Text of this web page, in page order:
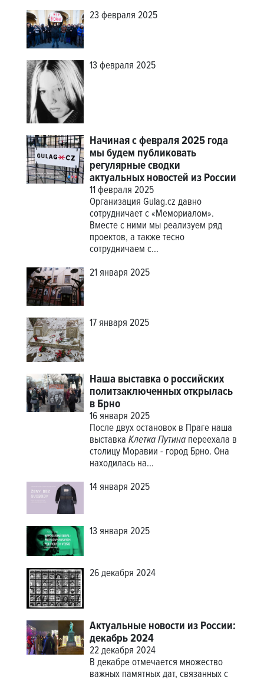
23 февраля 2025
13 февраля 2025
Начиная с февраля 2025 года
мы будем публиковать
регулярные сводки
актуальных новостей из России
11 февраля 2025
Организация Gulag.cz давно
сотрудничает с «Мемориалом».
Вместе с ними мы реализуем ряд
проектов, а также тесно
сотрудничаем с...
21 января 2025
17 января 2025
Наша выставка о российских
политзаключенных открылась
в Брно
16 января 2025
После двух остановок в Праге наша
выставкаКлетка Путина переехала в
столицу Моравии - город Брно. Она
находилась на...
14 января 2025
13 января 2025
26 декабря 2024
Актуальные новости из России:
декабрь 2024
22 декабря 2024
В декабре отмечается множество
важных памятных дат, связанных с